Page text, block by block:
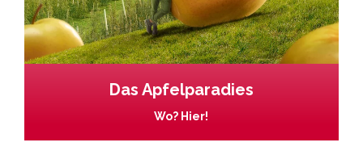
Das Apfelparadies
Wo? Hier!